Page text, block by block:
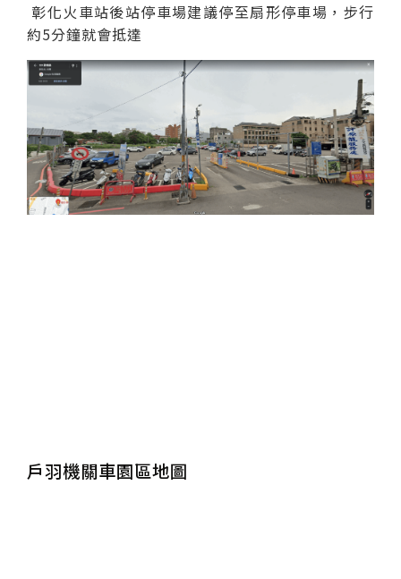
彰化火車站後站停車場建議停至扇形停車場，步行
約5分鐘就會抵達
戶羽機關車園區地圖